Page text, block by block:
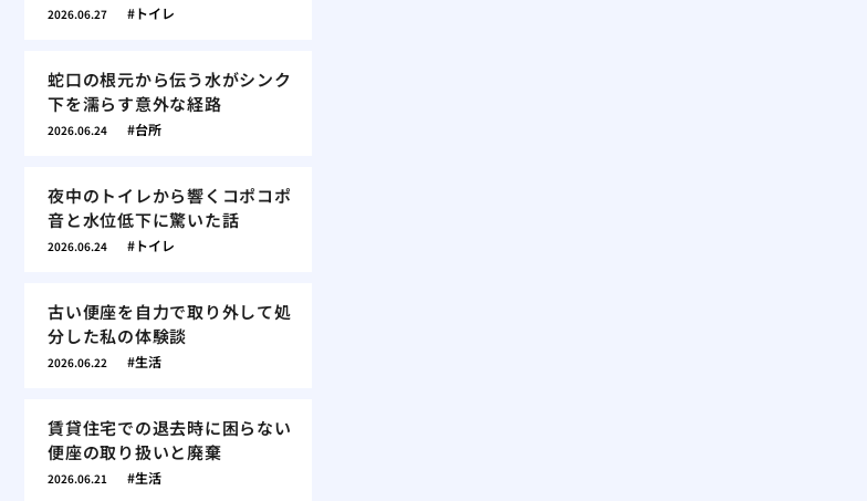
2026.06.27 トイレ
蛇口の根元から伝う水がシンク
下を濡らす意外な経路
2026.06.24 台所
夜中のトイレから響くコポコポ
音と水位低下に驚いた話
2026.06.24 トイレ
古い便座を自力で取り外して処
分した私の体験談
2026.06.22 生活
賃貸住宅での退去時に困らない
便座の取り扱いと廃棄
2026.06.21 生活